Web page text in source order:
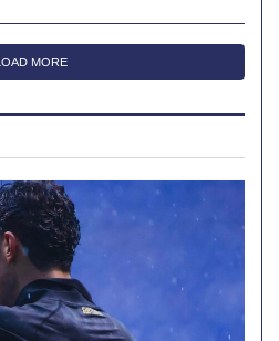
LOAD MORE